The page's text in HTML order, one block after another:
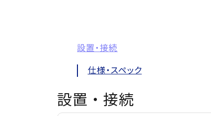
設置・接続
仕様・スペック
設置・接続